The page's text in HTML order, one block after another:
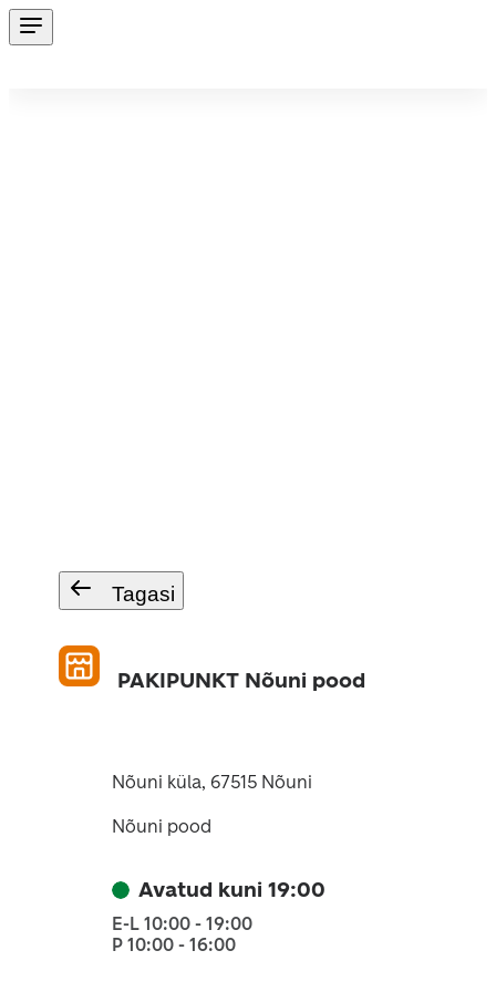
Tagasi
PAKIPUNKT Nõuni pood
Nõuni küla, 67515 Nõuni
Nõuni pood
Avatud kuni 19:00
E-L 10:00 - 19:00
P 10:00 - 16:00